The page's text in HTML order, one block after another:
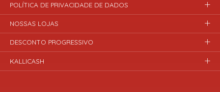
POLÍTICA DE PRIVACIDADE DE DADOS
NOSSAS LOJAS
DESCONTO PROGRESSIVO
KALLICASH